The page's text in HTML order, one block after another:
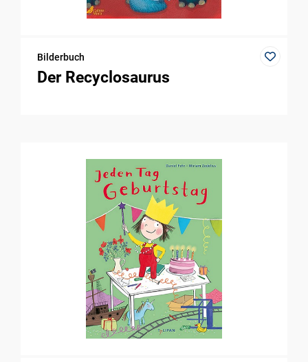
Bilderbuch
Der Recyclosaurus